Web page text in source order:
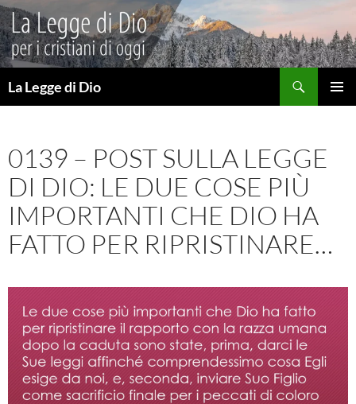
Vai
al
contenuto
La Legge di Dio
0139 – POST SULLA LEGGE
DI DIO: LE DUE COSE PIÙ
IMPORTANTI CHE DIO HA
FATTO PER RIPRISTINARE…